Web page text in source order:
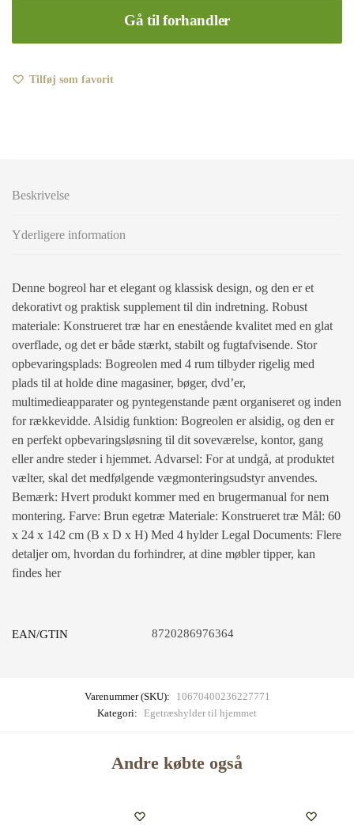
Gå til forhandler
Tilføj som favorit
Beskrivelse
Yderligere information
Denne bogreol har et elegant og klassisk design, og den er et
dekorativt og praktisk supplement til din indretning. Robust
materiale: Konstrueret træ har en enestående kvalitet med en glat
overflade, og det er både stærkt, stabilt og fugtafvisende. Stor
opbevaringsplads: Bogreolen med 4 rum tilbyder rigelig med
plads til at holde dine magasiner, bøger, dvd’er,
multimedieapparater og pyntegenstande pænt organiseret og inden
for rækkevidde. Alsidig funktion: Bogreolen er alsidig, og den er
en perfekt opbevaringsløsning til dit soveværelse, kontor, gang
eller andre steder i hjemmet. Advarsel: For at undgå, at produktet
vælter, skal det medfølgende vægmonteringsudstyr anvendes.
Bemærk: Hvert produkt kommer med en brugermanual for nem
montering. Farve: Brun egetræ Materiale: Konstrueret træ Mål: 60
x 24 x 142 cm (B x D x H) Med 4 hylder Legal Documents: Flere
detaljer om, hvordan du forhindrer, at dine møbler tipper, kan
findes her
EAN/GTIN 8720286976364
Varenummer (SKU):
10670400236227771
Kategori: Egetræshylder til hjemmet
Andre købte også